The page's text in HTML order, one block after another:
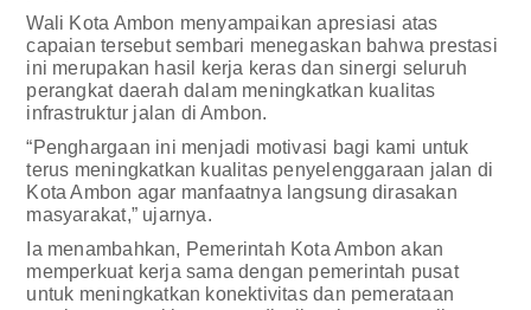
Wali Kota Ambon menyampaikan apresiasi atas
capaian tersebut sembari menegaskan bahwa prestasi
ini merupakan hasil kerja keras dan sinergi seluruh
perangkat daerah dalam meningkatkan kualitas
infrastruktur jalan di Ambon.
“Penghargaan ini menjadi motivasi bagi kami untuk
terus meningkatkan kualitas penyelenggaraan jalan di
Kota Ambon agar manfaatnya langsung dirasakan
masyarakat,” ujarnya.
Ia menambahkan, Pemerintah Kota Ambon akan
memperkuat kerja sama dengan pemerintah pusat
untuk meningkatkan konektivitas dan pemerataan